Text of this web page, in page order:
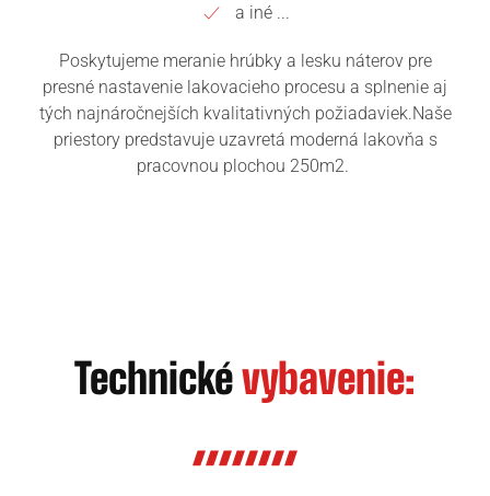
a iné ...
Poskytujeme meranie hrúbky a lesku náterov pre
presné nastavenie lakovacieho procesu a splnenie aj
tých najnáročnejších kvalitativných požiadaviek.Naše
priestory predstavuje uzavretá moderná lakovňa s
pracovnou plochou 250m2.
Technickévybavenie: